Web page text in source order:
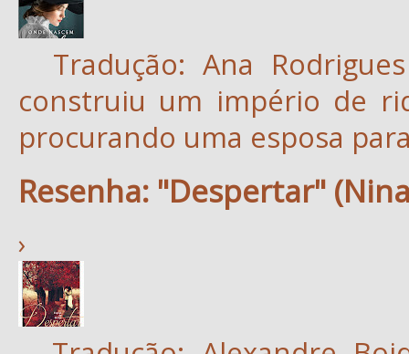
Tradução: Ana
construiu um império de
procurando uma esposa
Resenha: "Despertar"
›